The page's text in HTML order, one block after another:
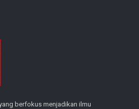
berfokus menjadikan ilmu